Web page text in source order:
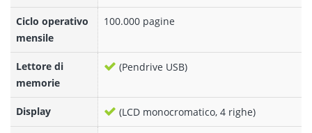
Ciclo operativo
mensile
100.000 pagine
Lettore di
memorie
(Pendrive USB)
Display (LCD monocromatico, 4 righe)